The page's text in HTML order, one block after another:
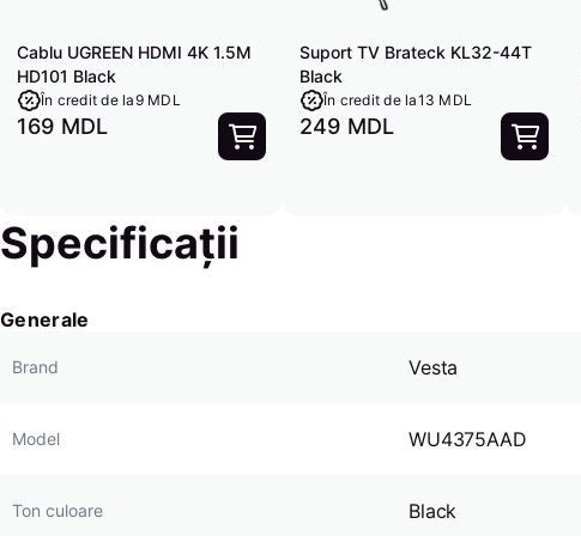
Cablu UGREEN HDMI 4K 1.5M
HD101 Black
În credit de la9 MDL
169 MDL
Suport TV Brateck KL32-44T
Black
În credit de la13 MDL
249 MDL
Specificații
Generale
Brand Vesta
Model WU4375AAD
Ton culoare Black